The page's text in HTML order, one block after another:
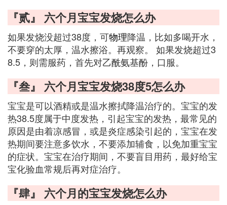
『贰』 六个月宝宝发烧怎么办
如果发烧没超过38度，可物理降温，比如多喝开水，
不要穿的太厚，温水擦浴。再观察。 如果发烧超过3
8.5，则需服药，首先对乙酰氨基酚，口服。
『叁』 六个月宝宝发烧38度5怎么办
宝宝是可以酒精或是温水擦拭降温治疗的。宝宝的发
热38.5度属于中度发热，引起宝宝的发热，最常见的
原因是由着凉感冒，或是炎症感染引起的，宝宝在发
热期间要注意多饮水，不要添加辅食，以免加重宝宝
的症状。宝宝在治疗期间，不要盲目用药，最好给宝
宝化验血常规后再对症治疗。
『肆』 六个月的宝宝发烧怎么办